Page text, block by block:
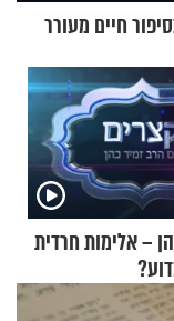
חיים מעורר
– אלימות חרדית